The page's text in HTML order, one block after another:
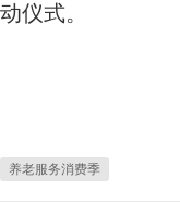
动仪式。
养老服务消费季